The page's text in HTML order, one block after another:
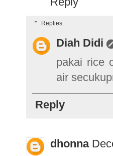
Replies
Diah Didi
pakai rice
air
Reply
dhonna